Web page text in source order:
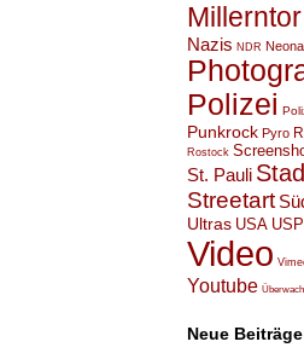
Millerntor
Nazis NDR
Polizei
Punkrock Pyro
Rostock
St. Pauli
Streetart
Ultras USA USP
Video
Youtube
Neue Beiträge